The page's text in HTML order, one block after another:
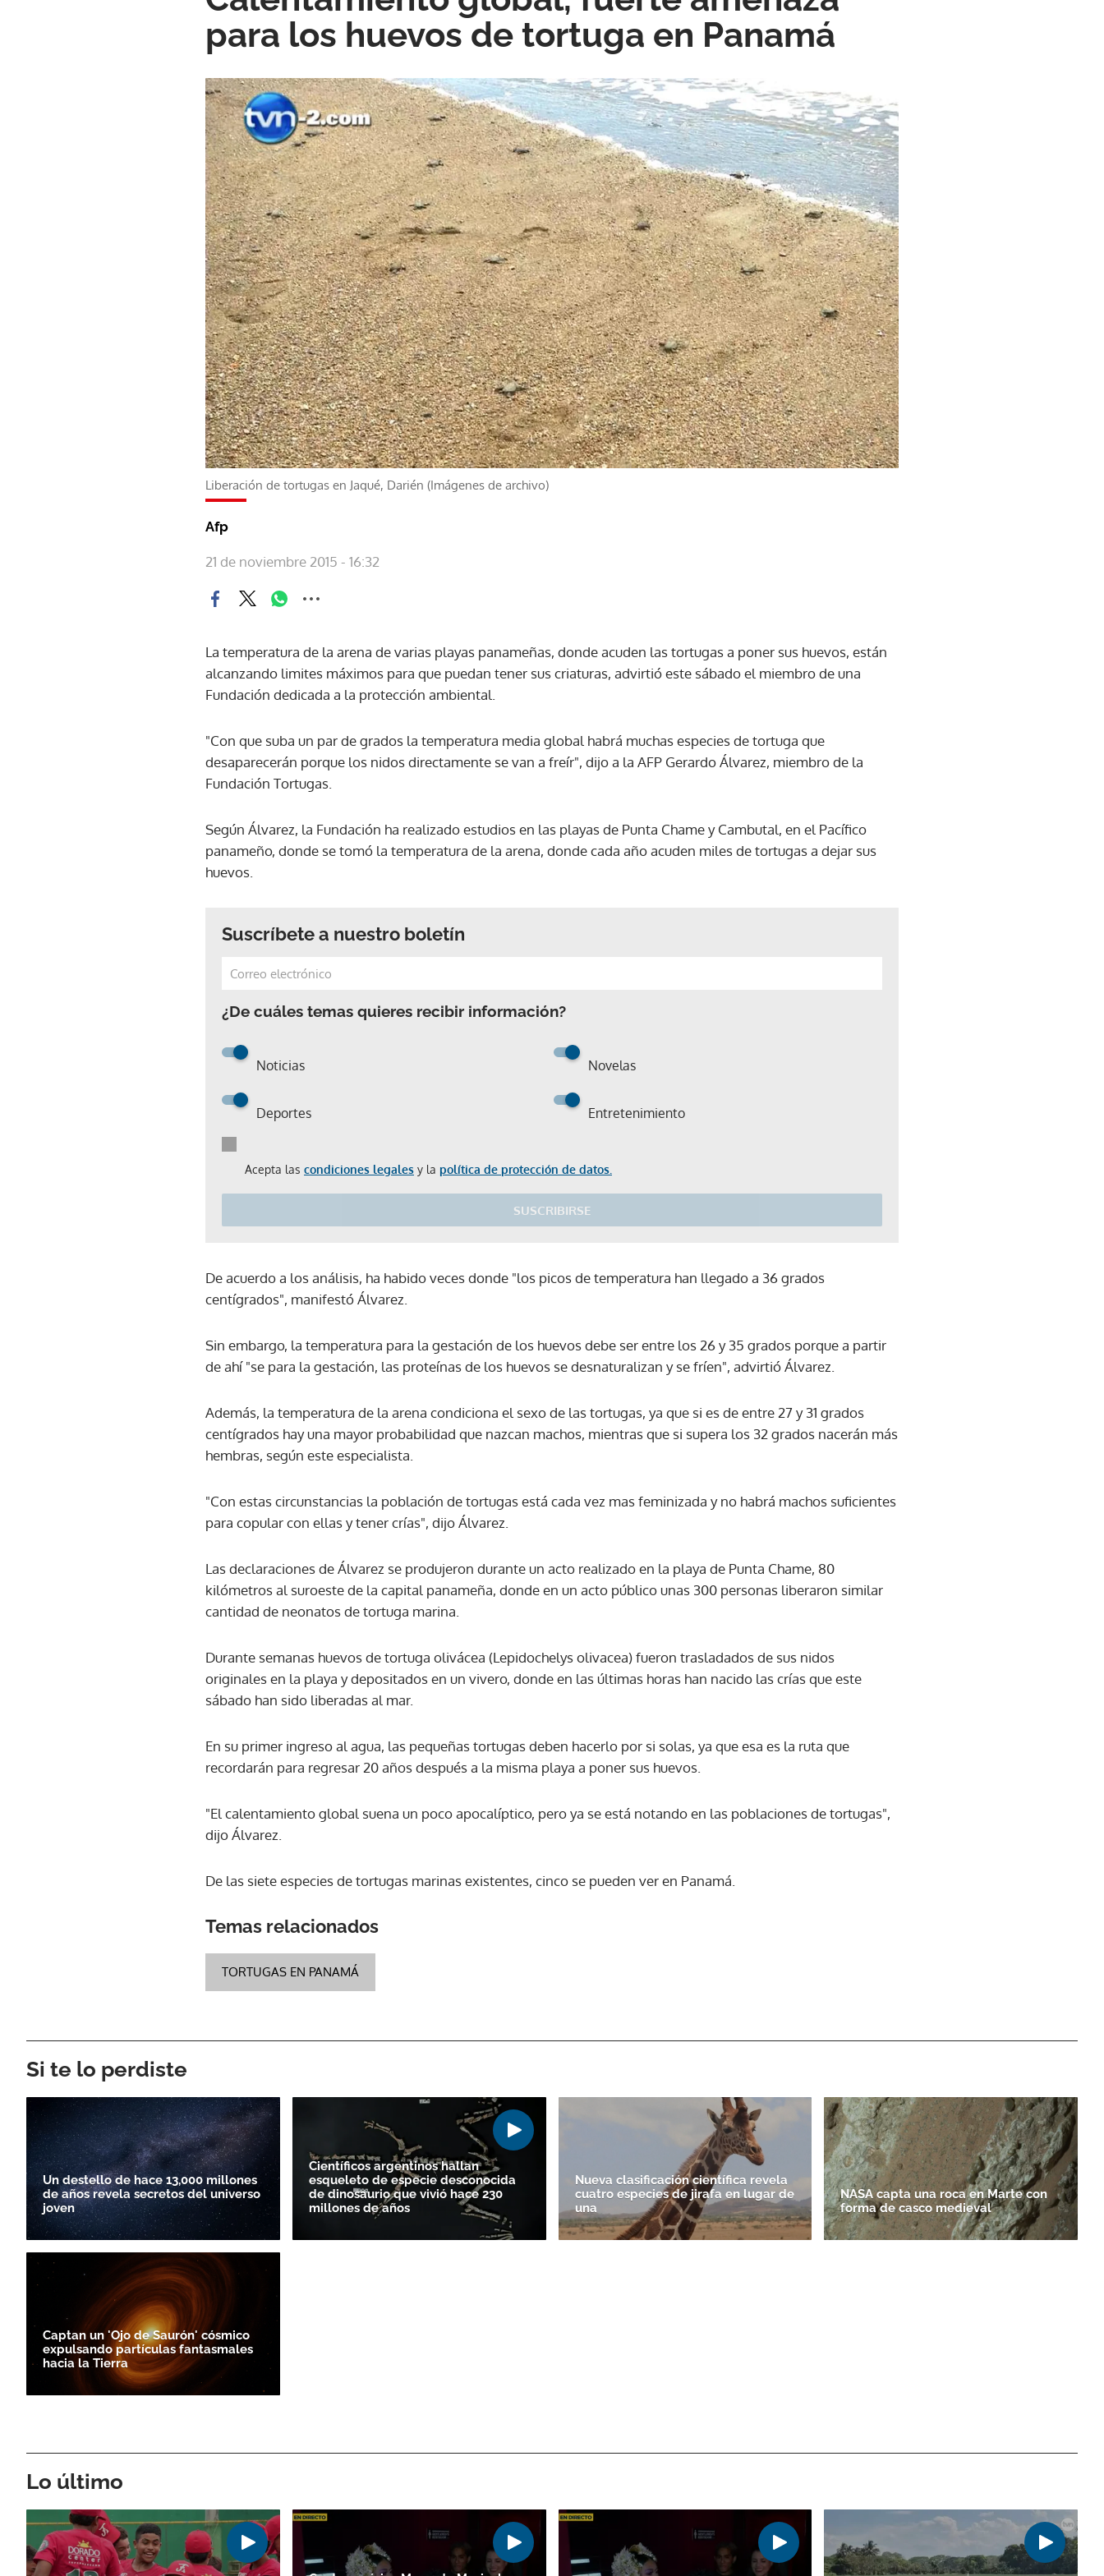
para los huevos de tortuga en Panamá
Liberación de tortugas en Jaqué, Darién (Imágenes de archivo)
Afp
21 de noviembre 2015 - 16:32
La temperatura de la arena de varias playas panameñas, donde acuden las tortugas a poner sus huevos, están
alcanzando limites máximos para que puedan tener sus criaturas, advirtió este sábado el miembro de una
Fundación dedicada a la protección ambiental.
"Con que suba un par de grados la temperatura media global habrá muchas especies de tortuga que
desaparecerán porque los nidos directamente se van a freír", dijo a la AFP Gerardo Álvarez, miembro de la
Fundación Tortugas.
Según Álvarez, la Fundación ha realizado estudios en las playas de Punta Chame y Cambutal, en el Pacífico
panameño, donde se tomó la temperatura de la arena, donde cada año acuden miles de tortugas a dejar sus
huevos.
Suscríbete a nuestro boletín
¿De cuáles temas quieres recibir información?
Noticias Novelas
Deportes Entretenimiento
Acepta las condiciones legales y la política de protección de datos.
SUSCRIBIRSE
De acuerdo a los análisis, ha habido veces donde "los picos de temperatura han llegado a 36 grados
centígrados", manifestó Álvarez.
Sin embargo, la temperatura para la gestación de los huevos debe ser entre los 26 y 35 grados porque a partir
de ahí "se para la gestación, las proteínas de los huevos se desnaturalizan y se fríen", advirtió Álvarez.
Además, la temperatura de la arena condiciona el sexo de las tortugas, ya que si es de entre 27 y 31 grados
centígrados hay una mayor probabilidad que nazcan machos, mientras que si supera los 32 grados nacerán más
hembras, según este especialista.
"Con estas circunstancias la población de tortugas está cada vez mas feminizada y no habrá machos suficientes
para copular con ellas y tener crías", dijo Álvarez.
Las declaraciones de Álvarez se produjeron durante un acto realizado en la playa de Punta Chame, 80
kilómetros al suroeste de la capital panameña, donde en un acto público unas 300 personas liberaron similar
cantidad de neonatos de tortuga marina.
Durante semanas huevos de tortuga olivácea (Lepidochelys olivacea) fueron trasladados de sus nidos
originales en la playa y depositados en un vivero, donde en las últimas horas han nacido las crías que este
sábado han sido liberadas al mar.
En su primer ingreso al agua, las pequeñas tortugas deben hacerlo por si solas, ya que esa es la ruta que
recordarán para regresar 20 años después a la misma playa a poner sus huevos.
"El calentamiento global suena un poco apocalíptico, pero ya se está notando en las poblaciones de tortugas",
dijo Álvarez.
De las siete especies de tortugas marinas existentes, cinco se pueden ver en Panamá.
Temas relacionados
TORTUGAS EN PANAMÁ
Si te lo perdiste
Un destello de hace 13,000 millones
de años revela secretos del universo
joven
Científicos argentinos hallan
esqueleto de especie desconocida
de dinosaurio que vivió hace 230
millones de años
Nueva clasificación científica revela
cuatro especies de jirafa en lugar de
una
NASA capta una roca en Marte con
forma de casco medieval
Captan un 'Ojo de Saurón' cósmico
expulsando partículas fantasmales
hacia la Tierra
Lo último